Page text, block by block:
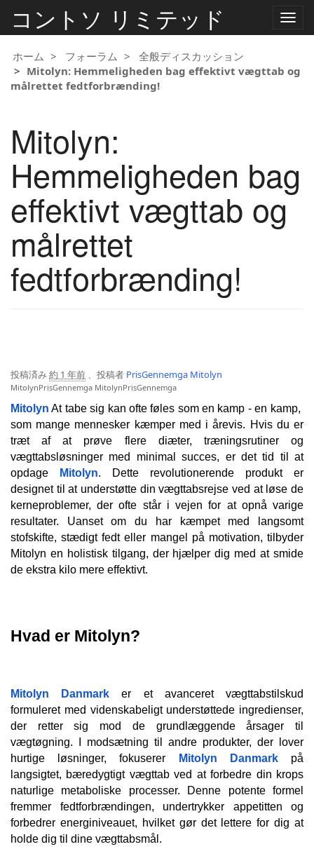
コントソ リミテッド
ナ
ョ
ホーム フォーラム
全般ディスカッション
Mitolyn: Hemmeligheden bag effektivt vægttab og
målrettet fedtforbrænding!
Mitolyn:
Hemmeligheden bag
effektivt vægttab og
målrettet
fedtforbrænding!
投稿済み約 1 年前 、投稿者 PrisGennemga Mitolyn
MitolynPrisGennemga MitolynPrisGennemga
Mitolyn At tabe sig kan ofte føles som en kamp - en kamp, ​​
som mange mennesker kæmper med i årevis. Hvis du er
træt af at prøve flere diæter, træningsrutiner og
vægttabsløsninger med minimal succes, er det tid til at
opdage
Mitolyn. Dette revolutionerende produkt er
designet til at understøtte din vægttabsrejse ved at løse de
kerneproblemer, der ofte står i vejen for at opnå varige
resultater. Uanset om du har kæmpet med langsomt
stofskifte, stædigt fedt eller mangel på motivation, tilbyder
Mitolyn en holistisk tilgang, der hjælper dig med at smide
de ekstra kilo mere effektivt.
Hvad er Mitolyn?
Mitolyn Danmark er et avanceret vægttabstilskud
formuleret med videnskabeligt understøttede ingredienser,
der retter sig mod de grundlæggende årsager til
vægtøgning. I modsætning til andre produkter, der lover
hurtige løsninger, fokuserer
Mitolyn Danmark på
langsigtet, bæredygtigt vægttab ved at forbedre din krops
naturlige metaboliske processer. Denne potente formel
fremmer fedtforbrændingen, undertrykker appetitten og
forbedrer energiniveauet, hvilket gør det lettere for dig at
holde dig til dine vægttabsmål.